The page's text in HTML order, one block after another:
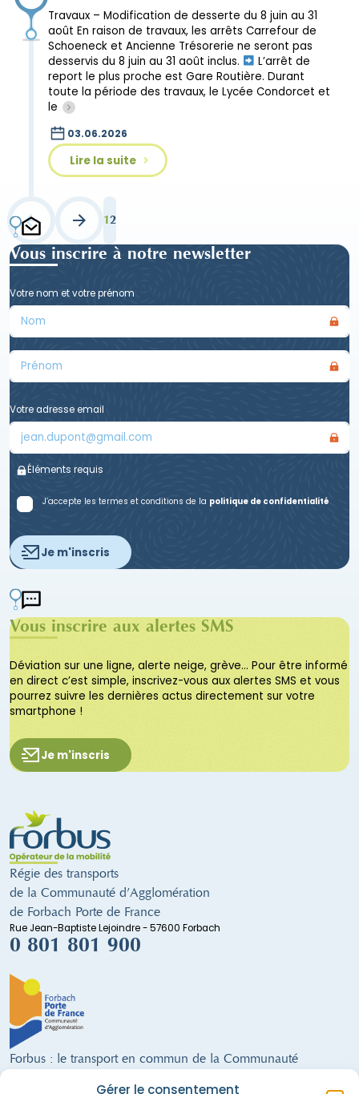
Gérer le consentement
Travaux – Modification de desserte du 8 juin au 31
août En raison de travaux, les arrêts Carrefour de
Schoeneck et Ancienne Trésorerie ne seront pas
desservis du 8 juin au 31 août inclus.
L’arrêt de
report le plus proche est Gare Routière. Durant
toute la période des travaux, le Lycée Condorcet et
le
Lire la suite
03.06.2026
12
Vous inscrire à notre newsletter
Votre nom et votre prénom
Votre adresse email
Éléments requis
J’accepte les termes et conditions de la politique de confidentialité
Je m'inscris
Vous inscrire aux alertes SMS
Déviation sur une ligne, alerte neige, grève… Pour être informé
en direct c’est simple, inscrivez-vous aux alertes SMS et vous
pourrez suivre les dernières actus directement sur votre
smartphone !
Je m'inscris
Régie des transports
de la Communauté d’Agglomération
de Forbach Porte de France
Rue Jean-Baptiste Lejoindre - 57600 Forbach
0 801 801 900
Forbus : le transport en commun de la Communauté